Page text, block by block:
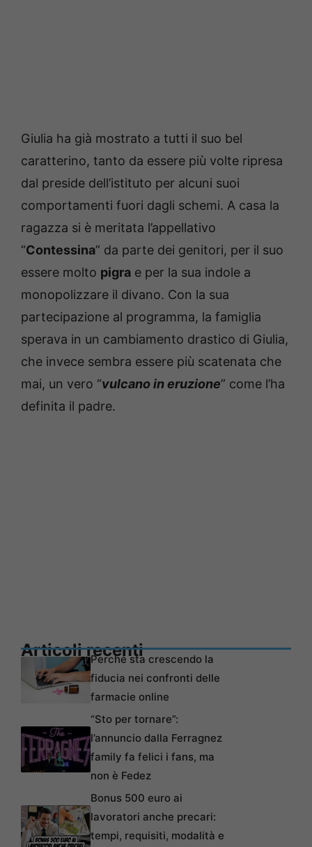
Giulia ha già mostrato a tutti il suo bel
caratterino, tanto da essere più volte ripresa
dal preside dell’istituto per alcuni suoi
comportamenti fuori dagli schemi. A casa la
ragazza si è meritata l’appellativo
“Contessina” da parte dei genitori, per il suo
essere molto pigra e per la sua indole a
monopolizzare il divano. Con la sua
partecipazione al programma, la famiglia
sperava in un cambiamento drastico di Giulia,
che invece sembra essere più scatenata che
mai, un vero “vulcano in eruzione” come l’ha
definita il padre.
Articoli recentiPerché sta crescendo la
fiducia nei confronti delle
farmacie online
“Sto per tornare”:
l’annuncio dalla Ferragnez
family fa felici i fans, ma
non è Fedez
Bonus 500 euro ai
lavoratori anche precari:
tempi, requisiti, modalità e